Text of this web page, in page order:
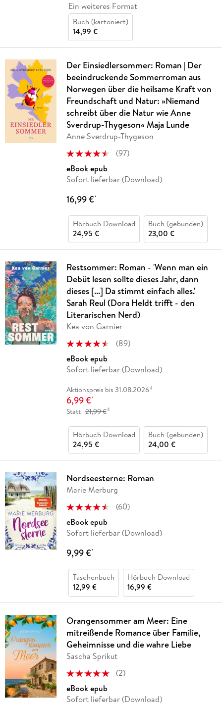
Ein weiteres Format
Buch (kartoniert)
14,99 €
Der Einsiedlersommer: Roman | Der
beeindruckende Sommerroman aus
Norwegen über die heilsame Kraft von
Freundschaft und Natur: »Niemand
schreibt über die Natur wie Anne
Sverdrup-Thygeson« Maja Lunde
Anne Sverdrup-Thygeson
(97)
eBook epub
Sofort lieferbar (Download)
16,99 €*
Hörbuch Download
24,95 €
Buch (gebunden)
23,00 €
Restsommer: Roman - 'Wenn man ein
Debüt lesen sollte dieses Jahr, dann
dieses [...] Da stimmt einfach alles.'
Sarah Reul (Dora Heldt trifft - den
Literarischen Nerd)
Kea von Garnier
(89)
eBook epub
Sofort lieferbar (Download)
Aktionspreis bis 31.08.20264
6,99 €*
Statt 21,99 €4
Hörbuch Download
24,95 €
Buch (gebunden)
24,00 €
Nordseesterne: Roman
Marie Merburg
(60)
eBook epub
Sofort lieferbar (Download)
9,99 €*
Taschenbuch
12,99 €
Hörbuch Download
16,99 €
Orangensommer am Meer: Eine
mitreißende Romance über Familie,
Geheimnisse und die wahre Liebe
Sascha Sprikut
(2)
eBook epub
Sofort lieferbar (Download)